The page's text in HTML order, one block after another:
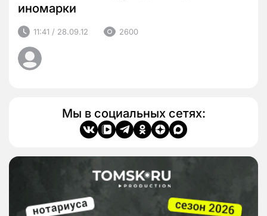
иномарки
11:41 / 28.09.12 2600
Мы в социальных сетях: